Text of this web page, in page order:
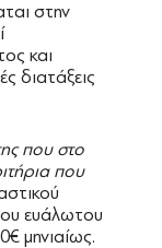
στην
και
διατάξεις
που στο
που
ευάλωτου
μηνιαίως.